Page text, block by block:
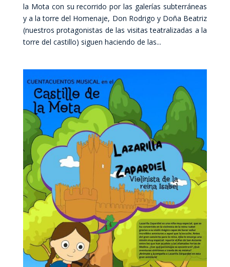
la Mota con su recorrido por las galerías subterráneas
y a la torre del Homenaje, Don Rodrigo y Doña Beatriz
(nuestros protagonistas de las visitas teatralizadas a la
torre del castillo) siguen haciendo de las...